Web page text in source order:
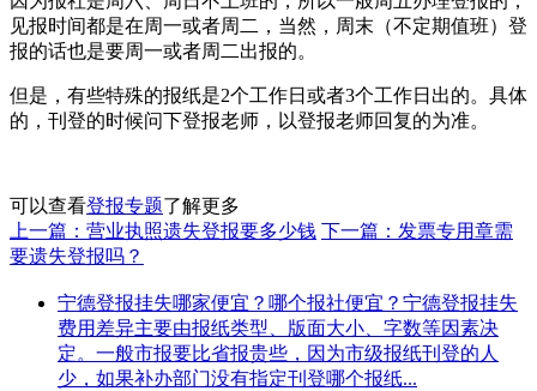
见报时间都是在周一或者周二，当然，周末（不定期值班）登
报的话也是要周一或者周二出报的。
但是，有些特殊的报纸是2个工作日或者3个工作日出的。具体
的，刊登的时候问下登报老师，以登报老师回复的为准。
可以查看登报专题了解更多
上一篇：营业执照遗失登报要多少钱 下一篇：发票专用章需
要遗失登报吗？
宁德登报挂失哪家便宜？哪个报社便宜？宁德登报挂失
费用差异主要由报纸类型、版面大小、字数等因素决
定。一般市报要比省报贵些，因为市级报纸刊登的人
少，如果补办部门没有指定刊登哪个报纸...